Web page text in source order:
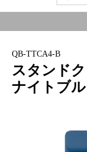
QB-TTCA4-B
スタンド
ナイトブ